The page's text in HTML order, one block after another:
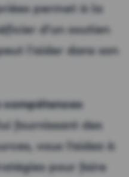
permet à la
d’un soutien
l'aider dans son
compétences
fournissant des
vous l’aidez à
pour faire